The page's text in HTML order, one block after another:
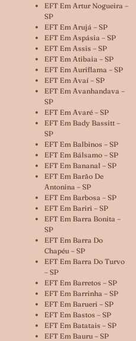
EFT Em Artur Nogueira –
SP
EFT Em Arujá – SP
EFT Em Aspásia – SP
EFT Em Assis – SP
EFT Em Atibaia – SP
EFT Em Auriflama – SP
EFT Em Avaí – SP
EFT Em Avanhandava –
SP
EFT Em Avaré – SP
EFT Em Bady Bassitt –
SP
EFT Em Balbinos – SP
EFT Em Bálsamo – SP
EFT Em Bananal – SP
EFT Em Barão De
Antonina – SP
EFT Em Barbosa – SP
EFT Em Bariri – SP
EFT Em Barra Bonita –
SP
EFT Em Barra Do
Chapéu – SP
EFT Em Barra Do Turvo
– SP
EFT Em Barretos – SP
EFT Em Barrinha – SP
EFT Em Barueri – SP
EFT Em Bastos – SP
EFT Em Batatais – SP
EFT Em Bauru – SP